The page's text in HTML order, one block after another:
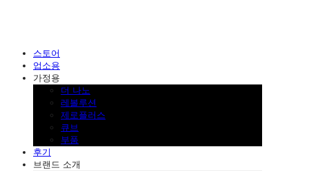
스토어
업소용
가정용
더 나노
레볼루션
제로플러스
큐브
부품
후기
브랜드 소개